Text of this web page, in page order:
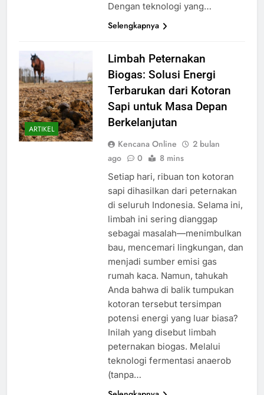
Dengan teknologi yang…
Selengkapnya
ARTIKEL
Limbah Peternakan
Biogas: Solusi Energi
Terbarukan dari Kotoran
Sapi untuk Masa Depan
Berkelanjutan
Kencana Online
2 bulan
ago
0 8 mins
Setiap hari, ribuan ton kotoran
sapi dihasilkan dari peternakan
di seluruh Indonesia. Selama ini,
limbah ini sering dianggap
sebagai masalah—menimbulkan
bau, mencemari lingkungan, dan
menjadi sumber emisi gas
rumah kaca. Namun, tahukah
Anda bahwa di balik tumpukan
kotoran tersebut tersimpan
potensi energi yang luar biasa?
Inilah yang disebut limbah
peternakan biogas. Melalui
teknologi fermentasi anaerob
(tanpa…